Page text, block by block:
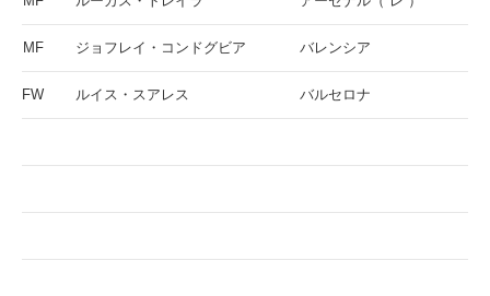
MF ジョフレイ・コンドグビア バレンシア
FW ルイス・スアレス バルセロナ